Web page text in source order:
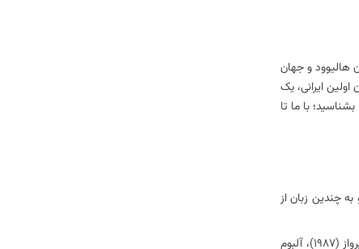
هالیوود و جهان
ایرانی، یک
با ما تا
چندین زبان از
اندی اولین بار با پیوستن به کوروس شاهمیری به شهرت رسید و دوتای موفق اندی و کوروس را تشکیل دادند و 4 آلبوم را با هم منتشر کردند: خواستگاری (1985)، پرواز (1987)، آلبوم